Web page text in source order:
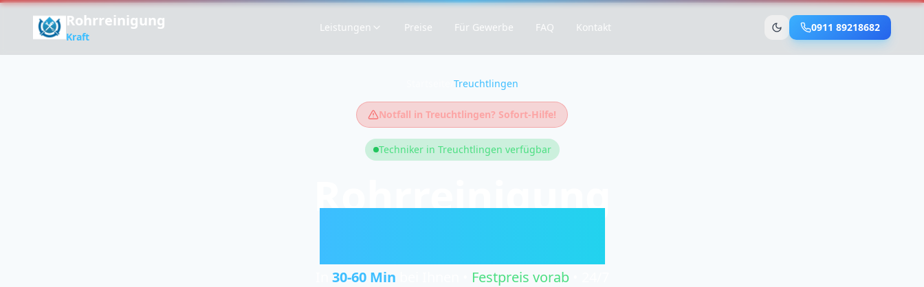
Rohrreinigung
Kraft
Leistungen Preise Für Gewerbe FAQ Kontakt 0911 89218682
Treuchtlingen
Notfall in Treuchtlingen? Sofort-Hilfe!
Techniker in Treuchtlingen verfügbar
Rohrreinigung
30-60Min Festpreis vorab• 24/7